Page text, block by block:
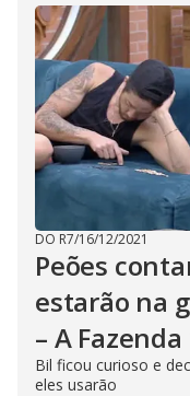
DO R7/16/12/2021
Peões
estarão na
– A Fazenda
Bil ficou curioso e
eles usarão